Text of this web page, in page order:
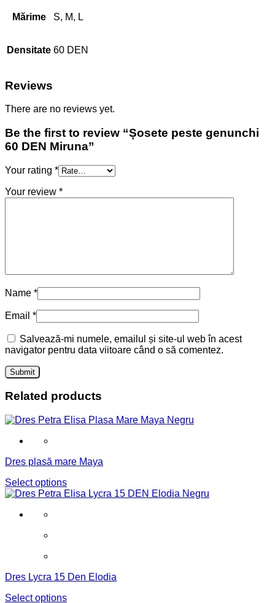
Mărime S, M, L
Densitate 60 DEN
Reviews
There are no reviews yet.
Be the first to review “Șosete peste genunchi
60 DEN Miruna”
Your rating *
Your review *
Name *
Email *
Salvează-mi numele, emailul și site-ul web în acest
navigator pentru data viitoare când o să comentez.
Related products
Dres plasă mare Maya
Select options
Dres Lycra 15 Den Elodia
Select options